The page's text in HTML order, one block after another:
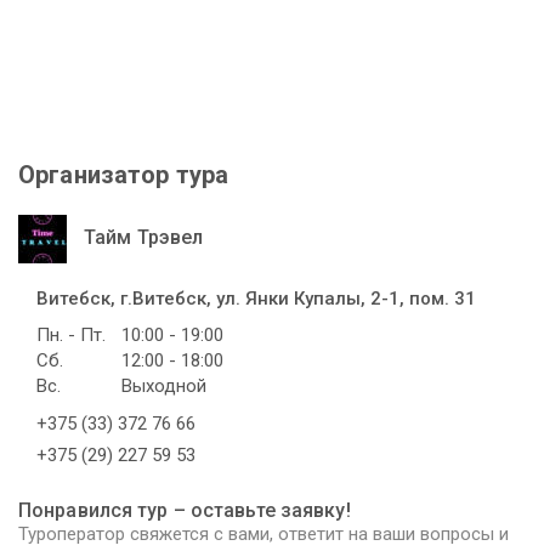
Организатор тура
Тайм Трэвел
Витебск, г.Витебск, ул. Янки Купалы, 2-1, пом. 31
Пн. - Пт.
10:00 - 19:00
Сб.
12:00 - 18:00
Вс.
Выходной
+375 (33) 372 76 66
+375 (29) 227 59 53
Понравился тур – оставьте заявку!
Туроператор свяжется с вами, ответит на ваши вопросы и